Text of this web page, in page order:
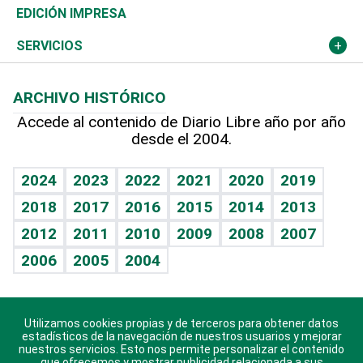
Caribe
Resto del mundo
Global y variable
Economía personal
Novedades
Podcast Arte Libre
Hablando con el pediatra
Vida y familia
Eñe
Celebrando la vida
Sin complejos
En pocas palabras
Escuchando al corazón
Olimpismo
Más deportes
TBT Deportivo
Noticiero Poteleche
Columnistas
Más firmas
Martes de tecnología
Cambio climático
Deportes
Opinión
Hecho en casa
Guía del dinero
EDICIÓN IMPRESA
SERVICIOS
Cumpleaños
Horóscopos
Crucigramas
ARCHIVO HISTÓRICO
Accede al contenido de Diario Libre año por año
desde el 2004.
2024 2023 2022 2021 2020
2019
2018
2017 2016 2015 2014
2013
2012
2011 2010 2009 2008
2007
2006
2005 2004
Descarga nuestras aplicaciones para Android, iOS y
sistema Huawei.
Utilizamos cookies propias y de terceros para obtener datos
estadísticos de la navegación de nuestros usuarios y mejorar
nuestros servicios. Esto nos permite personalizar el contenido